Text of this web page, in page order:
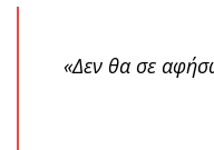
«Δεν θα σε